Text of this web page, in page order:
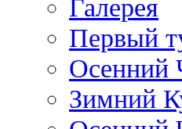
Галерея
Первый
Осенний
Зимний